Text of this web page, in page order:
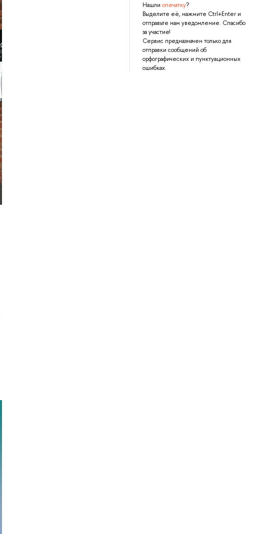
Нашли опечатку?
Выделите её, нажмите Ctrl+Enter и
отправьте нам уведомление. Спасибо
за участие!
Сервис предназначен только для
отправки сообщений об
орфографических и пунктуационных
ошибках.